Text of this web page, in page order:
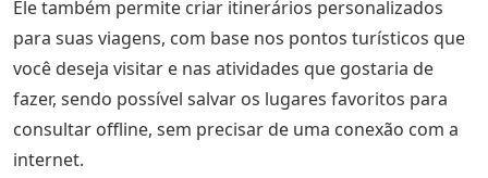
Ele também permite criar itinerários personalizados
para suas viagens, com base nos pontos turísticos que
você deseja visitar e nas atividades que gostaria de
fazer, sendo possível salvar os lugares favoritos para
consultar offline, sem precisar de uma conexão com a
internet.